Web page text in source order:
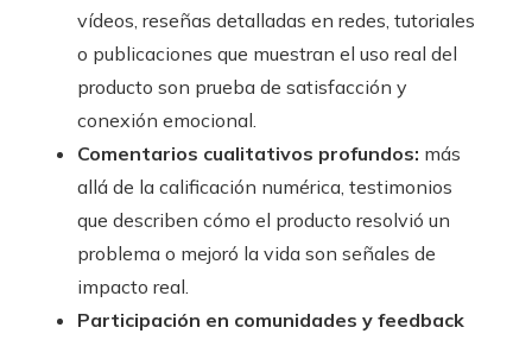
vídeos, reseñas detalladas en redes, tutoriales
o publicaciones que muestran el uso real del
producto son prueba de satisfacción y
conexión emocional.
Comentarios cualitativos profundos: más
allá de la calificación numérica, testimonios
que describen cómo el producto resolvió un
problema o mejoró la vida son señales de
impacto real.
Participación en comunidades y feedback